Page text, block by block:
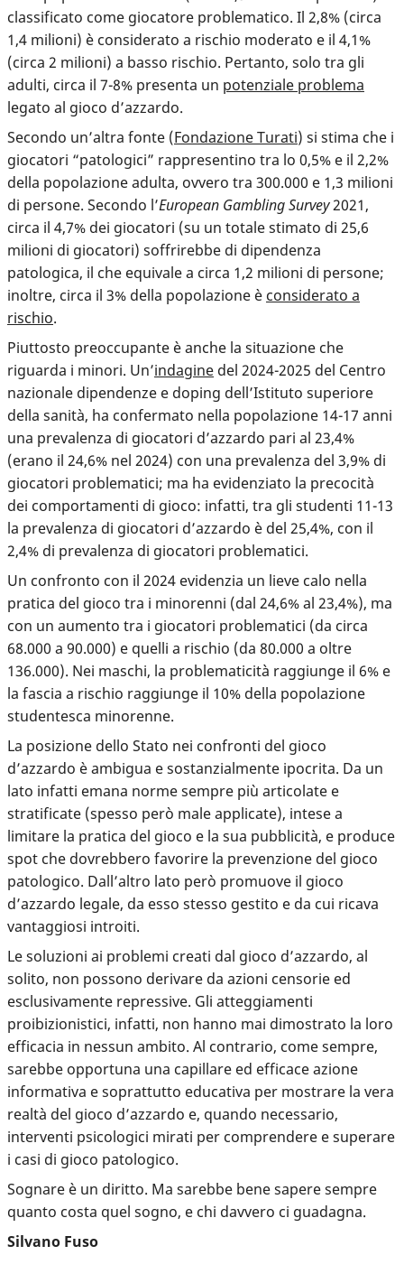
classificato come giocatore problematico. Il 2,8% (circa
1,4 milioni) è considerato a rischio moderato e il 4,1%
(circa 2 milioni) a basso rischio. Pertanto, solo tra gli
adulti, circa il 7-8% presenta un potenziale problema
legato al gioco d’azzardo.
Secondo un’altra fonte (Fondazione Turati) si stima che i
giocatori “patologici” rappresentino tra lo 0,5% e il 2,2%
della popolazione adulta, ovvero tra 300.000 e 1,3 milioni
di persone. Secondo l’European Gambling Survey2021,
circa il 4,7% dei giocatori (su un totale stimato di 25,6
milioni di giocatori) soffrirebbe di dipendenza
patologica, il che equivale a circa 1,2 milioni di persone;
inoltre, circa il 3% della popolazione è considerato a
rischio.
Piuttosto preoccupante è anche la situazione che
riguarda i minori. Un’indagine del 2024-2025 del Centro
nazionale dipendenze e doping dell’Istituto superiore
della sanità, ha confermato nella popolazione 14-17 anni
una prevalenza di giocatori d’azzardo pari al 23,4%
(erano il 24,6% nel 2024) con una prevalenza del 3,9% di
giocatori problematici; ma ha evidenziato la precocità
dei comportamenti di gioco: infatti, tra gli studenti 11-13
la prevalenza di giocatori d’azzardo è del 25,4%, con il
2,4% di prevalenza di giocatori problematici.
Un confronto con il 2024 evidenzia un lieve calo nella
pratica del gioco tra i minorenni (dal 24,6% al 23,4%), ma
con un aumento tra i giocatori problematici (da circa
68.000 a 90.000) e quelli a rischio (da 80.000 a oltre
136.000). Nei maschi, la problematicità raggiunge il 6% e
la fascia a rischio raggiunge il 10% della popolazione
studentesca minorenne.
La posizione dello Stato nei confronti del gioco
d’azzardo è ambigua e sostanzialmente ipocrita. Da un
lato infatti emana norme sempre più articolate e
stratificate (spesso però male applicate), intese a
limitare la pratica del gioco e la sua pubblicità, e produce
spot che dovrebbero favorire la prevenzione del gioco
patologico. Dall’altro lato però promuove il gioco
d’azzardo legale, da esso stesso gestito e da cui ricava
vantaggiosi introiti.
Le soluzioni ai problemi creati dal gioco d’azzardo, al
solito, non possono derivare da azioni censorie ed
esclusivamente repressive. Gli atteggiamenti
proibizionistici, infatti, non hanno mai dimostrato la loro
efficacia in nessun ambito. Al contrario, come sempre,
sarebbe opportuna una capillare ed efficace azione
informativa e soprattutto educativa per mostrare la vera
realtà del gioco d’azzardo e, quando necessario,
interventi psicologici mirati per comprendere e superare
i casi di gioco patologico.
Sognare è un diritto. Ma sarebbe bene sapere sempre
quanto costa quel sogno, e chi davvero ci guadagna.
Silvano Fuso